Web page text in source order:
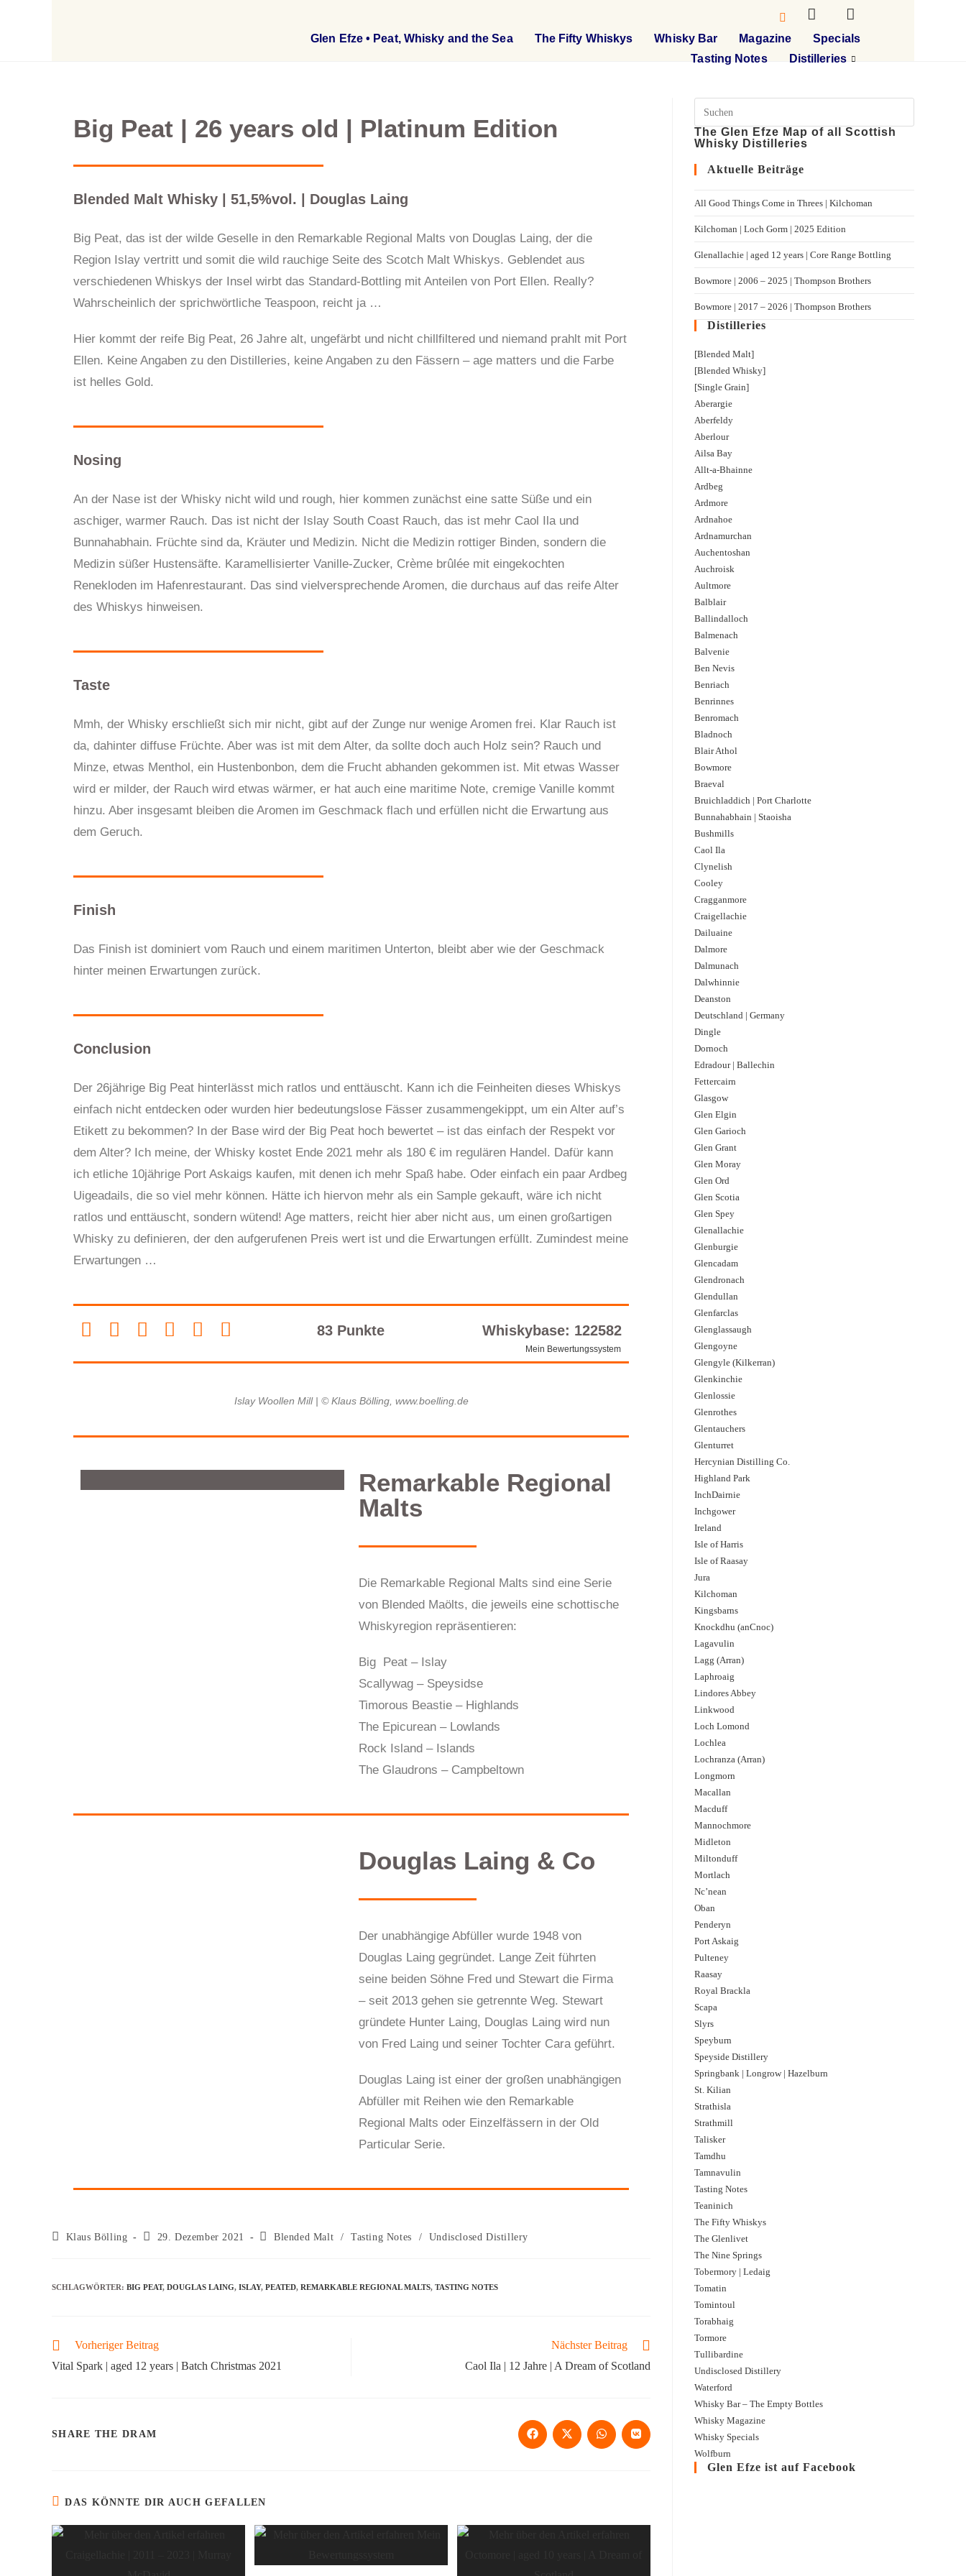
Glen Efze • Peat, Whisky and the Sea The Fifty Whiskys Whisky Bar Magazine
Specials
Tasting Notes
Distilleries
Big Peat | 26 years old | Platinum Edition
Blended Malt Whisky | 51,5%vol. | Douglas Laing
Big Peat, das ist der wilde Geselle in den Remarkable Regional Malts von Douglas Laing, der die
Region Islay vertritt und somit die wild rauchige Seite des Scotch Malt Whiskys. Geblendet aus
verschiedenen Whiskys der Insel wirbt das Standard-Bottling mit Anteilen von Port Ellen. Really?
Wahrscheinlich der sprichwörtliche Teaspoon, reicht ja …
Hier kommt der reife Big Peat, 26 Jahre alt, ungefärbt und nicht chillfiltered und niemand prahlt mit Port
Ellen. Keine Angaben zu den Distilleries, keine Angaben zu den Fässern – age matters und die Farbe
ist helles Gold.
Nosing
An der Nase ist der Whisky nicht wild und rough, hier kommen zunächst eine satte Süße und ein
aschiger, warmer Rauch. Das ist nicht der Islay South Coast Rauch, das ist mehr Caol Ila und
Bunnahabhain. Früchte sind da, Kräuter und Medizin. Nicht die Medizin rottiger Binden, sondern die
Medizin süßer Hustensäfte. Karamellisierter Vanille-Zucker, Crème brûlée mit eingekochten
Renekloden im Hafenrestaurant. Das sind vielversprechende Aromen, die durchaus auf das reife Alter
des Whiskys hinweisen.
Taste
Mmh, der Whisky erschließt sich mir nicht, gibt auf der Zunge nur wenige Aromen frei. Klar Rauch ist
da, dahinter diffuse Früchte. Aber was ist mit dem Alter, da sollte doch auch Holz sein? Rauch und
Minze, etwas Menthol, ein Hustenbonbon, dem die Frucht abhanden gekommen ist. Mit etwas Wasser
wird er milder, der Rauch wird etwas wärmer, er hat auch eine maritime Note, cremige Vanille kommt
hinzu. Aber insgesamt bleiben die Aromen im Geschmack flach und erfüllen nicht die Erwartung aus
dem Geruch.
Finish
Das Finish ist dominiert vom Rauch und einem maritimen Unterton, bleibt aber wie der Geschmack
hinter meinen Erwartungen zurück.
Conclusion
Der 26jährige Big Peat hinterlässt mich ratlos und enttäuscht. Kann ich die Feinheiten dieses Whiskys
einfach nicht entdecken oder wurden hier bedeutungslose Fässer zusammengekippt, um ein Alter auf’s
Etikett zu bekommen? In der Base wird der Big Peat hoch bewertet – ist das einfach der Respekt vor
dem Alter? Ich meine, der Whisky kostet Ende 2021 mehr als 180 € im regulären Handel. Dafür kann
ich etliche 10jährige Port Askaigs kaufen, mit denen ich mehr Spaß habe. Oder einfach ein paar Ardbeg
Uigeadails, die so viel mehr können. Hätte ich hiervon mehr als ein Sample gekauft, wäre ich nicht
ratlos und enttäuscht, sondern wütend! Age matters, reicht hier aber nicht aus, um einen großartigen
Whisky zu definieren, der den aufgerufenen Preis wert ist und die Erwartungen erfüllt. Zumindest meine
Erwartungen …
83 Punkte Whiskybase: 122582
Mein Bewertungssystem
Islay Woollen Mill | © Klaus Bölling, www.boelling.de
Remarkable Regional
Malts
Die Remarkable Regional Malts sind eine Serie
von Blended Maölts, die jeweils eine schottische
Whiskyregion repräsentieren:
Big Peat – Islay
Scallywag – Speysidse
Timorous Beastie – Highlands
The Epicurean – Lowlands
Rock Island – Islands
The Glaudrons – Campbeltown
Douglas Laing & Co
Der unabhängige Abfüller wurde 1948 von
Douglas Laing gegründet. Lange Zeit führten
seine beiden Söhne Fred und Stewart die Firma
– seit 2013 gehen sie getrennte Weg. Stewart
gründete Hunter Laing, Douglas Laing wird nun
von Fred Laing und seiner Tochter Cara geführt.
Douglas Laing ist einer der großen unabhängigen
Abfüller mit Reihen wie den Remarkable
Regional Malts oder Einzelfässern in der Old
Particular Serie.
Klaus Bölling 29. Dezember 2021 Blended Malt / Tasting Notes / Undisclosed Distillery
SCHLAGWÖRTER: BIG PEAT, DOUGLAS LAING, ISLAY, PEATED, REMARKABLE REGIONAL MALTS, TASTING NOTES
Vorheriger Beitrag
Vital Spark | aged 12 years | Batch Christmas 2021
Nächster Beitrag
Caol Ila | 12 Jahre | A Dream of Scotland
SHARE THE DRAM
DAS KÖNNTE DIR AUCH GEFALLEN
The Glen Efze Map of all Scottish
Whisky Distilleries
Aktuelle Beiträge
All Good Things Come in Threes | Kilchoman
Kilchoman | Loch Gorm​ | 2025 Edition
Glenallachie | aged 12 years | Core Range Bottling
Bowmore | 2006 – 2025 | Thompson Brothers
Bowmore | 2017 – 2026 | Thompson Brothers
Distilleries
[Blended Malt]
[Blended Whisky]
[Single Grain]
Aberargie
Aberfeldy
Aberlour
Ailsa Bay
Allt-a-Bhainne
Ardbeg
Ardmore
Ardnahoe
Ardnamurchan
Auchentoshan
Auchroisk
Aultmore
Balblair
Ballindalloch
Balmenach
Balvenie
Ben Nevis
Benriach
Benrinnes
Benromach
Bladnoch
Blair Athol
Bowmore
Braeval
Bruichladdich | Port Charlotte
Bunnahabhain | Staoisha
Bushmills
Caol Ila
Clynelish
Cooley
Cragganmore
Craigellachie
Dailuaine
Dalmore​
Dalmunach
Dalwhinnie
Deanston
Deutschland | Germany
Dingle
Dornoch
Edradour | Ballechin
Fettercairn
Glasgow
Glen Elgin
Glen Garioch
Glen Grant
Glen Moray
Glen Ord
Glen Scotia
Glen Spey
Glenallachie
Glenburgie
Glencadam
Glendronach
Glendullan
Glenfarclas
Glenglassaugh
Glengoyne
Glengyle (Kilkerran)
Glenkinchie
Glenlossie
Glenrothes
Glentauchers
Glenturret
Hercynian Distilling Co.
Highland Park
InchDairnie
Inchgower
Ireland
Isle of Harris
Isle of Raasay
Jura
Kilchoman
Kingsbarns
Knockdhu (anCnoc)
Lagavulin
Lagg (Arran)
Laphroaig
Lindores Abbey
Linkwood
Loch Lomond
Lochlea
Lochranza (Arran)
Longmorn
Macallan
Macduff
Mannochmore
Midleton
Miltonduff
Mortlach
Nc’nean
Oban
Penderyn
Port Askaig
Pulteney
Raasay
Royal Brackla
Scapa
Slyrs
Speyburn
Speyside Distillery
Springbank | Longrow | Hazelburn
St. Kilian
Strathisla
Strathmill
Talisker
Tamdhu
Tamnavulin
Tasting Notes
Teaninich
The Fifty Whiskys
The Glenlivet
The Nine Springs
Tobermory | Ledaig
Tomatin
Tomintoul
Torabhaig
Tormore
Tullibardine
Undisclosed Distillery
Waterford
Whisky Bar – The Empty Bottles
Whisky Magazine
Whisky Specials
Wolfburn
Glen Efze ist auf Facebook